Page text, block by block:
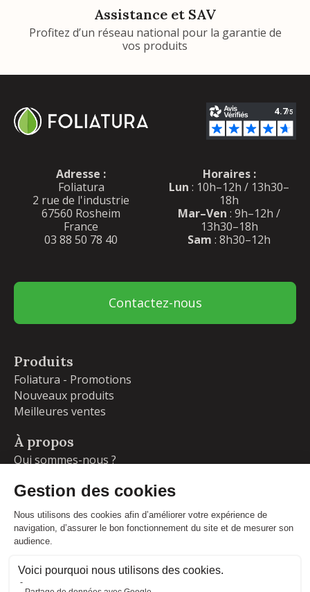
Assistance et SAV
Profitez d’un réseau national pour la garantie de
vos produits
Adresse :
Foliatura
2 rue de l'industrie
67560 Rosheim
France
03 88 50 78 40
Horaires :
Lun : 10h–12h / 13h30–
18h
Mar–Ven : 9h–12h /
13h30–18h
Sam : 8h30–12h
Contactez-nous
Produits
Foliatura - Promotions
Nouveaux produits
Meilleures ventes
À propos
Qui sommes-nous ?
Livraisons et retours
Blog
Votre compte
Commandes
Adresses